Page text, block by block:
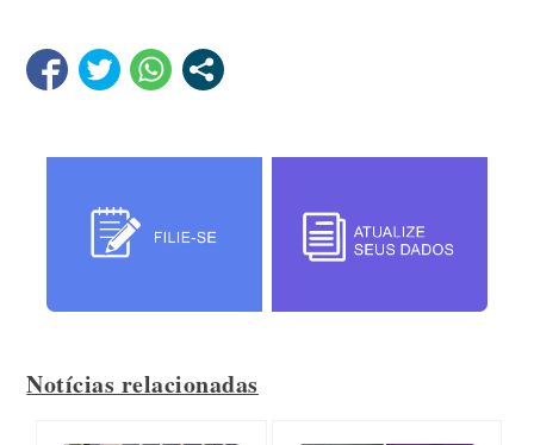
Notícias relacionadas